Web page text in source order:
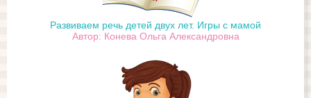
Развиваем речь детей двух лет. Игры с мамой
Автор: Конева Ольга Александровна